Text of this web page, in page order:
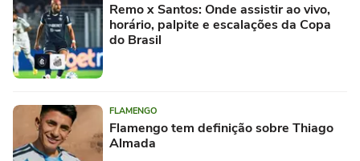
Remo x Santos: Onde assistir ao vivo,
horário, palpite e escalações da Copa
do Brasil
FLAMENGO
Flamengo tem definição sobre Thiago
Almada